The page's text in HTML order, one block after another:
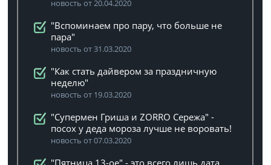
новость от 20.04.2020
"Вспоминаем про пару, что больше не
пара"
новость от 31.03.2020
"Как стать дайвером за праздничную
неделю"
новость от 19.03.2020
"Супермен Гриша и ZORRO Сережа" -
посох у деда мороза лучше не воровать!
новость от 07.03.2020
"Пятница 13-ое" - это всего лишь дата